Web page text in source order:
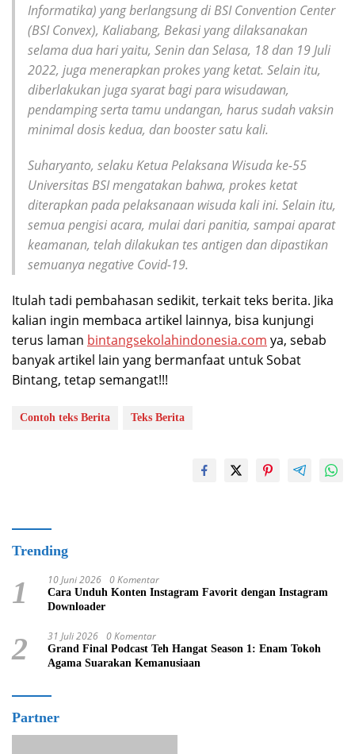
Informatika) yang berlangsung di BSI Convention Center
(BSI Convex), Kaliabang, Bekasi yang dilaksanakan
selama dua hari yaitu, Senin dan Selasa, 18 dan 19 Juli
2022, juga menerapkan prokes yang ketat. Selain itu,
diberlakukan juga syarat bagi para wisudawan,
pendamping serta tamu undangan, harus sudah vaksin
minimal dosis kedua, dan booster satu kali.
Suharyanto, selaku Ketua Pelaksana Wisuda ke-55
Universitas BSI mengatakan bahwa, prokes ketat
diterapkan pada pelaksanaan wisuda kali ini. Selain itu,
semua pengisi acara, mulai dari panitia, sampai aparat
keamanan, telah dilakukan tes antigen dan dipastikan
semuanya negative Covid-19.
Itulah tadi pembahasan sedikit, terkait teks berita. Jika
kalian ingin membaca artikel lainnya, bisa kunjungi
terus laman bintangsekolahindonesia.com ya, sebab
banyak artikel lain yang bermanfaat untuk Sobat
Bintang, tetap semangat!!!
Contoh teks Berita Teks Berita
Trending
1 10 Juni 2026 0 Komentar
Cara Unduh Konten Instagram Favorit dengan Instagram
Downloader
2 31 Juli 2026 0 Komentar
Grand Final Podcast Teh Hangat Season 1: Enam Tokoh
Agama Suarakan Kemanusiaan
Partner